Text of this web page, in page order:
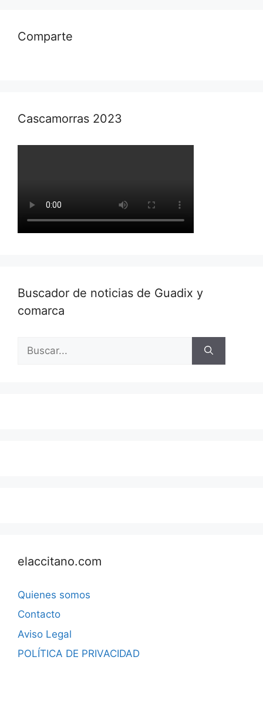
Comparte
Cascamorras 2023
Buscador de noticias de Guadix y
comarca
elaccitano.com
Quienes somos
Contacto
Aviso Legal
POLÍTICA DE PRIVACIDAD